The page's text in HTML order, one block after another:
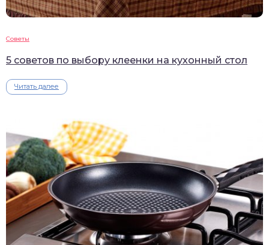
Советы
5 советов по выбору клеенки на кухонный стол
Читать далее